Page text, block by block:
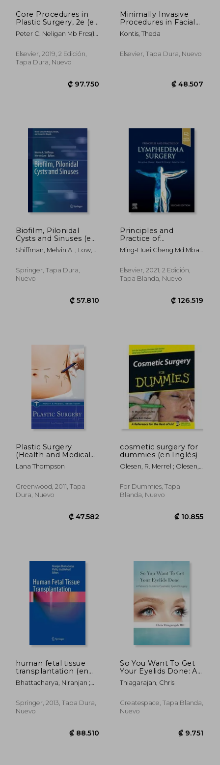
Core Procedures in
Plastic Surgery, 2e (en
Inglés)
Peter C. Neligan Mb Frcs(I)
Ii M.D.
Elsevier, 2019, 2 Edición,
Tapa Dura, Nuevo
Minimally Invasive
Procedures in Facial
Plastic Surgery, an
Issue of Facial Plastic
Volume 21-2 (en
Kontis, Theda
Elsevier, Tapa Dura, Nuevo
Biofilm, Pilonidal
Cysts and Sinuses (en
Inglés)
Shiffman, Melvin A. ; Low,
Springer, Tapa Dura,
Nuevo
Principles and
Practice of
Lymphedema
Surgery (en Inglés)
Ming-Huei Cheng Md Mba
Ketan M Patel
Elsevier, 2021, 2 Edición,
Tapa Blanda, Nuevo
Plastic Surgery
(Health and Medical
Issues Today) (en
Inglés)
Lana Thompson
Greenwood, 2011, Tapa
Dura, Nuevo
cosmetic surgery for
dummies (en Inglés)
Olesen, R. Merrel ; Olesen,
For Dummies, Tapa
Blanda, Nuevo
human fetal tissue
transplantation (en
Inglés)
Bhattacharya, Niranjan ;
Springer, 2013, Tapa Dura,
Nuevo
So You Want To Get
Your Eyelids Done: A
Patients Guide to
Cosmetic Eyelid
Thiagarajah, Chris
Createspace, Tapa Blanda,
Nuevo